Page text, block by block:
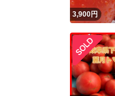
3,900円